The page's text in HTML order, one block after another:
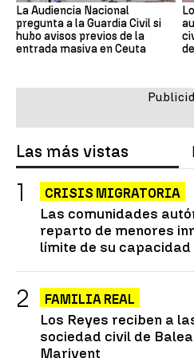
La Audiencia Nacional
pregunta a la Guardia Civil si
hubo avisos previos de la
entrada masiva en Ceuta
Las más vistas
CRISIS MIGRATORIA
Las comunidades
reparto de menores
límite de su capacidad
FAMILIA REAL
Los Reyes reciben a
sociedad civil de
Marivent